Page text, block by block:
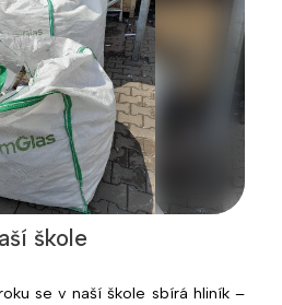
škole
se v naší škole sbírá hliník –